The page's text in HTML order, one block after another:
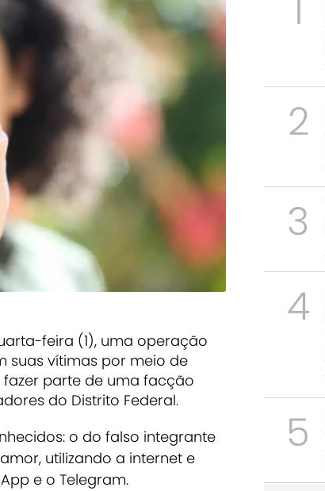
feira (1), uma operação
suas vítimas por meio de
parte de uma facção
do Distrito Federal.
o do falso integrante
utilizando a internet e
e o Telegram.
1
2
3
4
5